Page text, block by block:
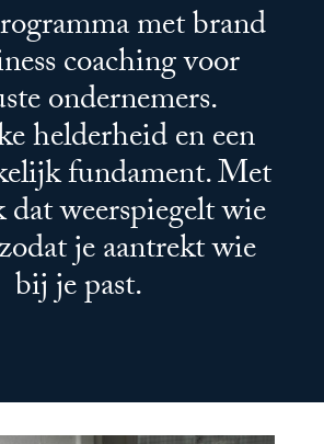
met brand
coaching voor
ondernemers.
helderheid en een
fundament. Met
dat weerspiegelt wie
je aantrekt wie
bij je past.